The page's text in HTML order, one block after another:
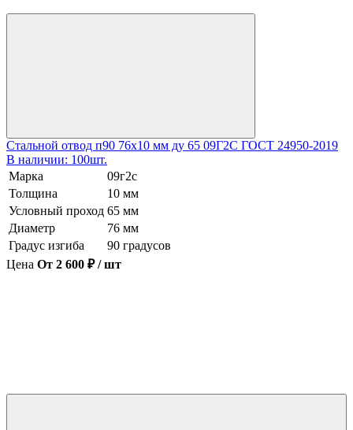
Стальной отвод п90 76х10 мм ду 65 09Г2С ГОСТ 24950-2019
В наличии: 100шт.
Марка
09г2с
Толщина
10 мм
Условный проход 65 мм
Диаметр
76 мм
Градус изгиба
90 градусов
Цена От 2 600 ₽ / шт